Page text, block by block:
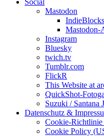
Social
Mastodon
Mastodon-
Instagram
Bluesky
twich.tv
Tumblr.com
FlickR
This Website at
QuickShot-
Suzuki / Santana
Datenschutz &
Cookie-
Cookie Policy